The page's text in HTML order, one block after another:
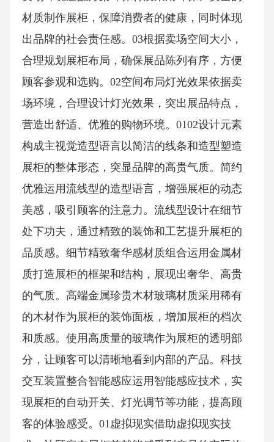
艺、灯光等方面，营造出品牌独特的氛围。123
目标客群偏好匹配客群定位针对欧珀莱品牌的
目标客群，如女性消费者，展柜设计需符合其
审美需求，突出产品特点。01展品陈列根据目
标客群的购买习惯，合理陈列展品，如将热门
产品放在显眼位置，方便顾客查看和选购。02
购物体验提供舒适的购物环境，如设置化妆
镜、试妆区等，满足女性顾客的购物需求。03
卖场环境适配方案环保材质采用环保、安全的
材质制作展柜，保障消费者的健康，同时体现
出品牌的社会责任感。03根据卖场空间大小，
合理规划展柜布局，确保展品陈列有序，方便
顾客参观和选购。02空间布局灯光效果依据卖
场环境，合理设计灯光效果，突出展品特点，
营造出舒适、优雅的购物环境。0102设计元素
构成主视觉造型语言以简洁的线条和造型塑造
展柜的整体形态，突显品牌的高贵气质。简约
优雅运用流线型的造型语言，增强展柜的动态
美感，吸引顾客的注意力。流线型设计在细节
处下功夫，通过精致的装饰和工艺提升展柜的
品质感。细节精致奢华感材质组合运用金属材